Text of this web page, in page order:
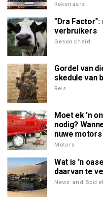
Rekenaars
"Dra
verbruikers
Gesondheid
Gordel van
skedule van
Reis
Moet ek 'n
nodig?
nuwe motors
Motors
Wat is 'n
daarvan te
News and